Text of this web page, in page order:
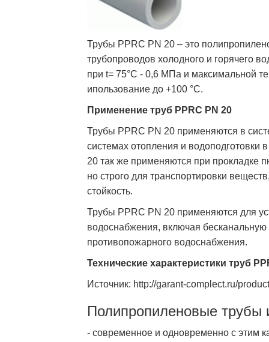
Трубы PPRC PN 20 – это
трубопроводов холодного и горячего
при t= 75°С - 0,6 МПа и максимальной
ипользование до +100 °С.
Применение труб PPRC PN 20
Трубы PPRC PN 20 применяются в
системах отопления и водоподготовки
20 так же применяются при прокладке
но строго для транспортировки
стойкость.
Трубы PPRC PN 20 применяются для
водоснабжения, включая
противопожарного водоснабжения.
Технические характеристики труб
Источник: http://garant-complect.ru/
Полипропиленовые трубы
- современное и одновременно с этим